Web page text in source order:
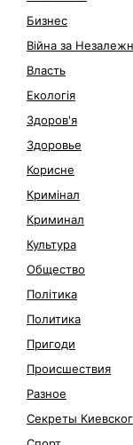
Бизнес
Війна за
Власть
Екологія
Здоров'я
Здоровье
Корисне
Кримінал
Криминал
Культура
Общество
Політика
Политика
Пригоди
Происшествия
Разное
Секреты